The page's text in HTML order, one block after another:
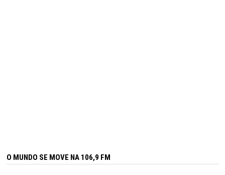
O MUNDO SE MOVE NA 106,9 FM